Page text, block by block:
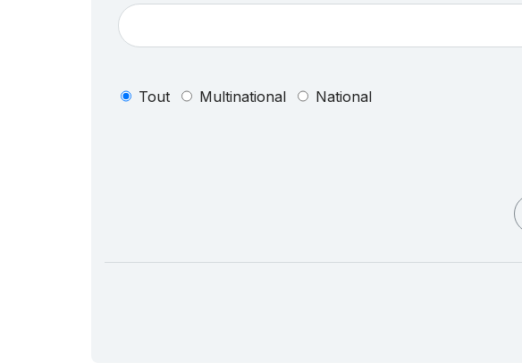
Tout Multinational National